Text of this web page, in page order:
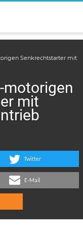
Senkrechtstarter mit
motorigen
mit
Twitter
E-Mail